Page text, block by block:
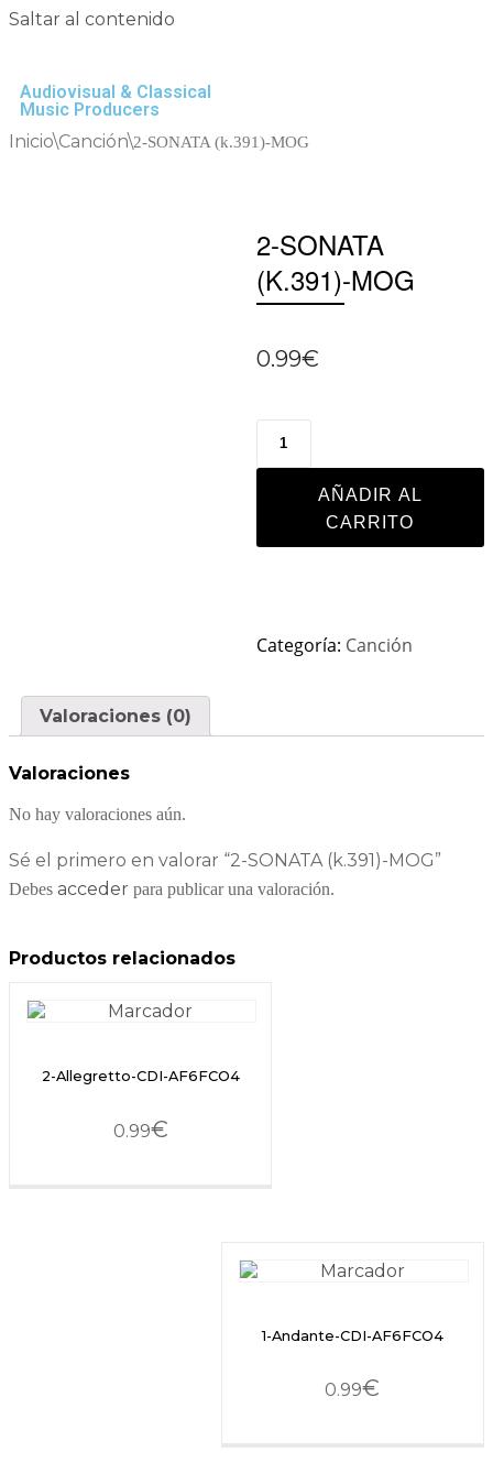
Saltar al contenido
Audiovisual & Classical
Music Producers
Inicio\Canción\2-SONATA (k.391)-MOG
2-SONATA
(K.391)-MOG
0.99€
AÑADIR AL
CARRITO
Categoría: Canción
Valoraciones (0)
Valoraciones
No hay valoraciones aún.
Sé el primero en valorar “2-SONATA (k.391)-MOG”
Debes acceder para publicar una valoración.
Productos relacionados
2-Allegretto-CDI-AF6FCO4
0.99€
1-Andante-CDI-AF6FCO4
0.99€